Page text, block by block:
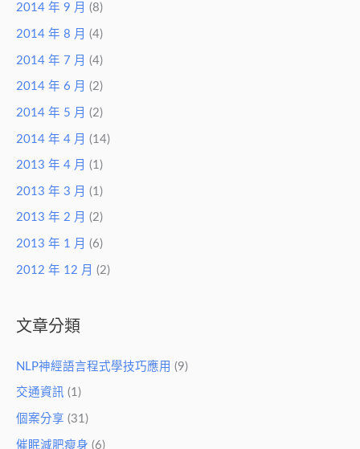
2014 年 9 月 (8)
2014 年 8 月 (4)
2014 年 7 月 (4)
2014 年 6 月 (2)
2014 年 5 月 (2)
2014 年 4 月 (14)
2013 年 4 月 (1)
2013 年 3 月 (1)
2013 年 2 月 (2)
2013 年 1 月 (6)
2012 年 12 月 (2)
文章分類
NLP神經語言程式學技巧應用 (9)
交通資訊 (1)
個案分享 (31)
催眠減肥瘦身 (6)